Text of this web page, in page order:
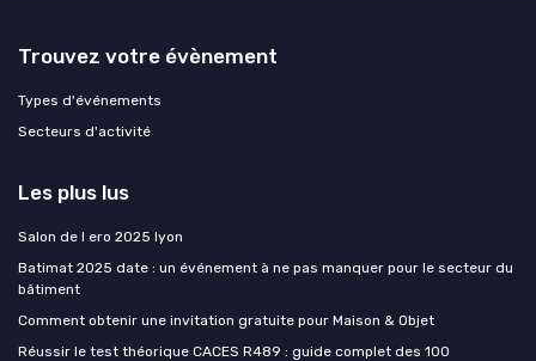
Trouvez votre évènement
Types d'événements
Secteurs d'activité
Les plus lus
Salon de l ero 2025 lyon
Batimat 2025 date : un événement à ne pas manquer pour le secteur du
bâtiment
Comment obtenir une invitation gratuite pour Maison & Objet
Réussir le test théorique CACES R489 : guide complet des 100